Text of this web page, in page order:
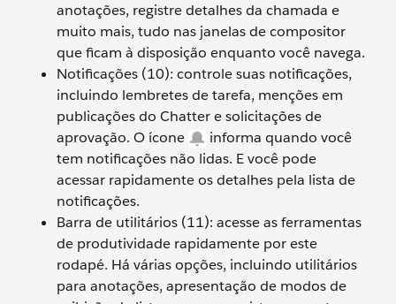
anotações, registre detalhes da chamada e
muito mais, tudo nas janelas de compositor
que ficam à disposição enquanto você navega.
Notificações (10): controle suas notificações,
incluindo lembretes de tarefa, menções em
publicações do Chatter e solicitações de
aprovação. O ícone
informa quando você
tem notificações não lidas. E você pode
acessar rapidamente os detalhes pela lista de
notificações.
Barra de utilitários (11): acesse as ferramentas
de produtividade rapidamente por este
rodapé. Há várias opções, incluindo utilitários
para anotações, apresentação de modos de